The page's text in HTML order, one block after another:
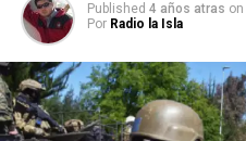
Published 4 años atras on
Por Radio la Isla